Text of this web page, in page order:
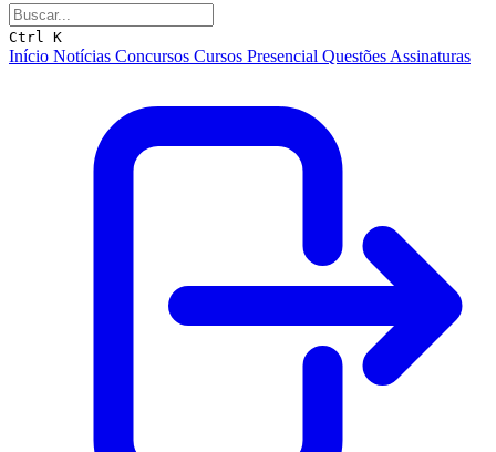
Ctrl K
Início Notícias Concursos Cursos Presencial Questões Assinaturas